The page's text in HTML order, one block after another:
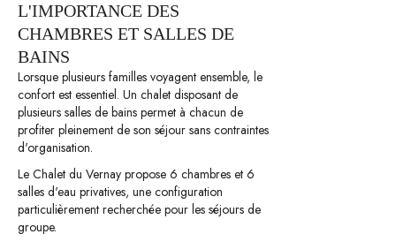
L'IMPORTANCE DES
CHAMBRES ET SALLES DE
BAINS
Lorsque plusieurs familles voyagent ensemble, le
confort est essentiel. Un chalet disposant de
plusieurs salles de bains permet à chacun de
profiter pleinement de son séjour sans contraintes
d'organisation.
Le Chalet du Vernay propose 6 chambres et 6
salles d'eau privatives, une configuration
particulièrement recherchée pour les séjours de
groupe.